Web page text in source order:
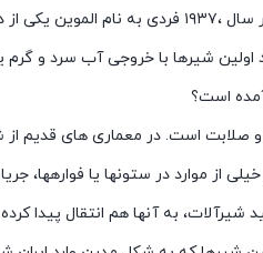
آب داغ سوزاند و همین
اولین شیرها با خروجی آب سرد و گرم
است؟
صلابت است. در معماری های قدیم از
از موارد در ستونها یا فوارهها،
شیرآلات، به آنها هم انتقال پیدا